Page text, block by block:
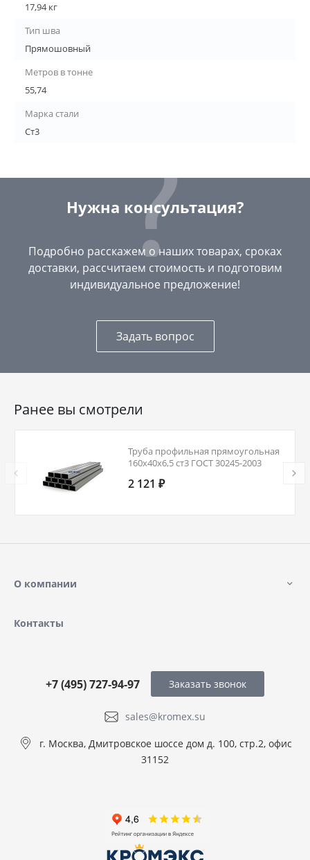
17,94 кг
Тип шва
Прямошовный
Метров в тонне
55,74
Марка стали
Ст3
Нужна консультация?
Подробно расскажем о наших товарах, сроках
доставки, рассчитаем стоимость и подготовим
индивидуальное предложение!
Задать вопрос
Ранее вы смотрели
Труба профильная прямоугольная
160х40х6,5 ст3 ГОСТ 30245-2003
2 121 ₽
О компании
Контакты
sales@kromex.su
+7 (495) 727-94-97
г. Москва, Дмитровское шоссе дом д. 100, стр.2, офис
31152
Заказать звонок